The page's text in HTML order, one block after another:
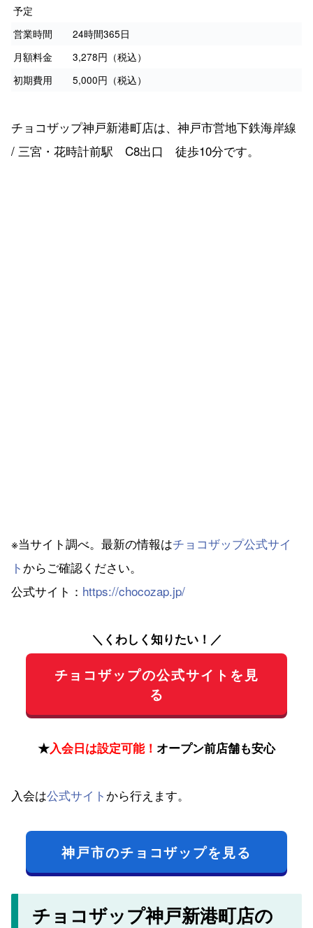
予定
営業時間
24時間365日
月額料金
3,278円（税込）
初期費用
5,000円（税込）
チョコザップ神戸新港町店は、神戸市営地下鉄海岸線
/ 三宮・花時計前駅 C8出口 徒歩10分です。
※当サイト調べ。最新の情報はチョコザップ公式サイ
ト からご確認ください。
公式サイト： https://chocozap.jp/
＼くわしく知りたい！／
チョコザップの公式サイトを見
る
★入会日は設定可能！ オープン前店舗も安心
入会は公式サイト から行えます。
神戸市のチョコザップを見る
チョコザップ神戸新港町店の